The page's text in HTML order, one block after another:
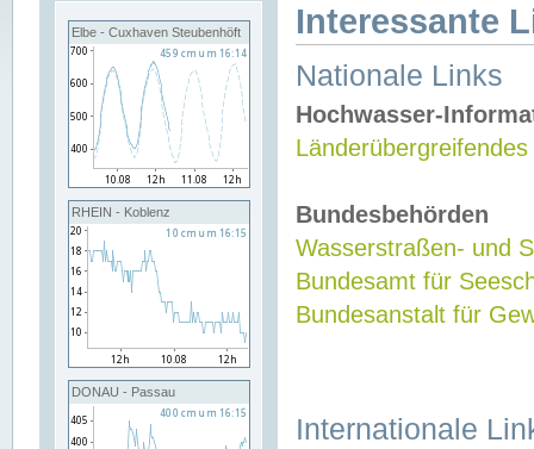
Elbe - Cuxhaven Steubenhöft
RHEIN - Koblenz
DONAU - Passau
Interessante
Nationale Links
Hochwasser-
Bundesbehörden
Wasserstraßen- und
Bundesamt für
Bundesanstalt für
Internationale